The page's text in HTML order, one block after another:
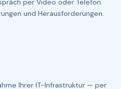
per Video oder Telefon.
und Herausforderungen.
Ihrer IT-Infrastruktur — per